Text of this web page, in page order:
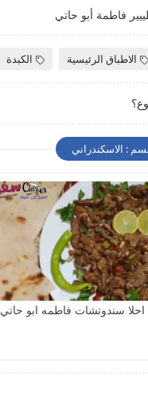
فاطمة أبو حاتي
الاطباق الرئيسية الكبدة
: الاسكندراني
احلا سندوتشات فاطمه ابو حاتي